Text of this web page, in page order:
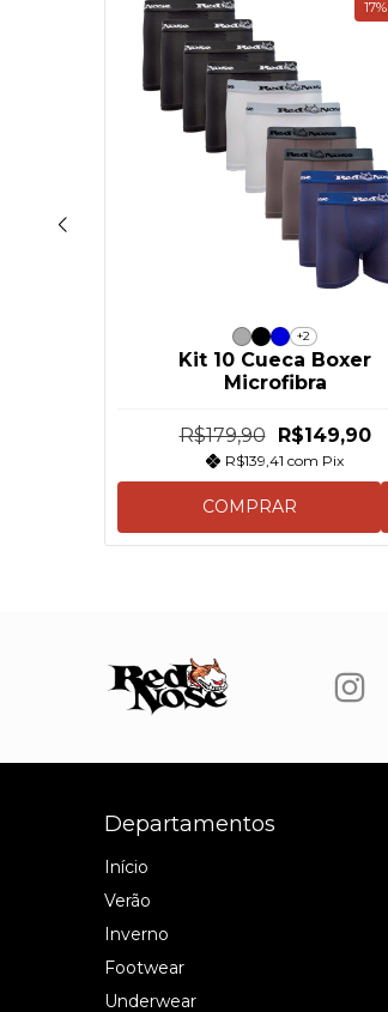
17%
+2
Kit 10 Cueca Boxer
Microfibra
R$179,90 R$149,90
R$139,41 com Pix
COMPRAR
Departamentos
Início
Verão
Inverno
Footwear
Underwear